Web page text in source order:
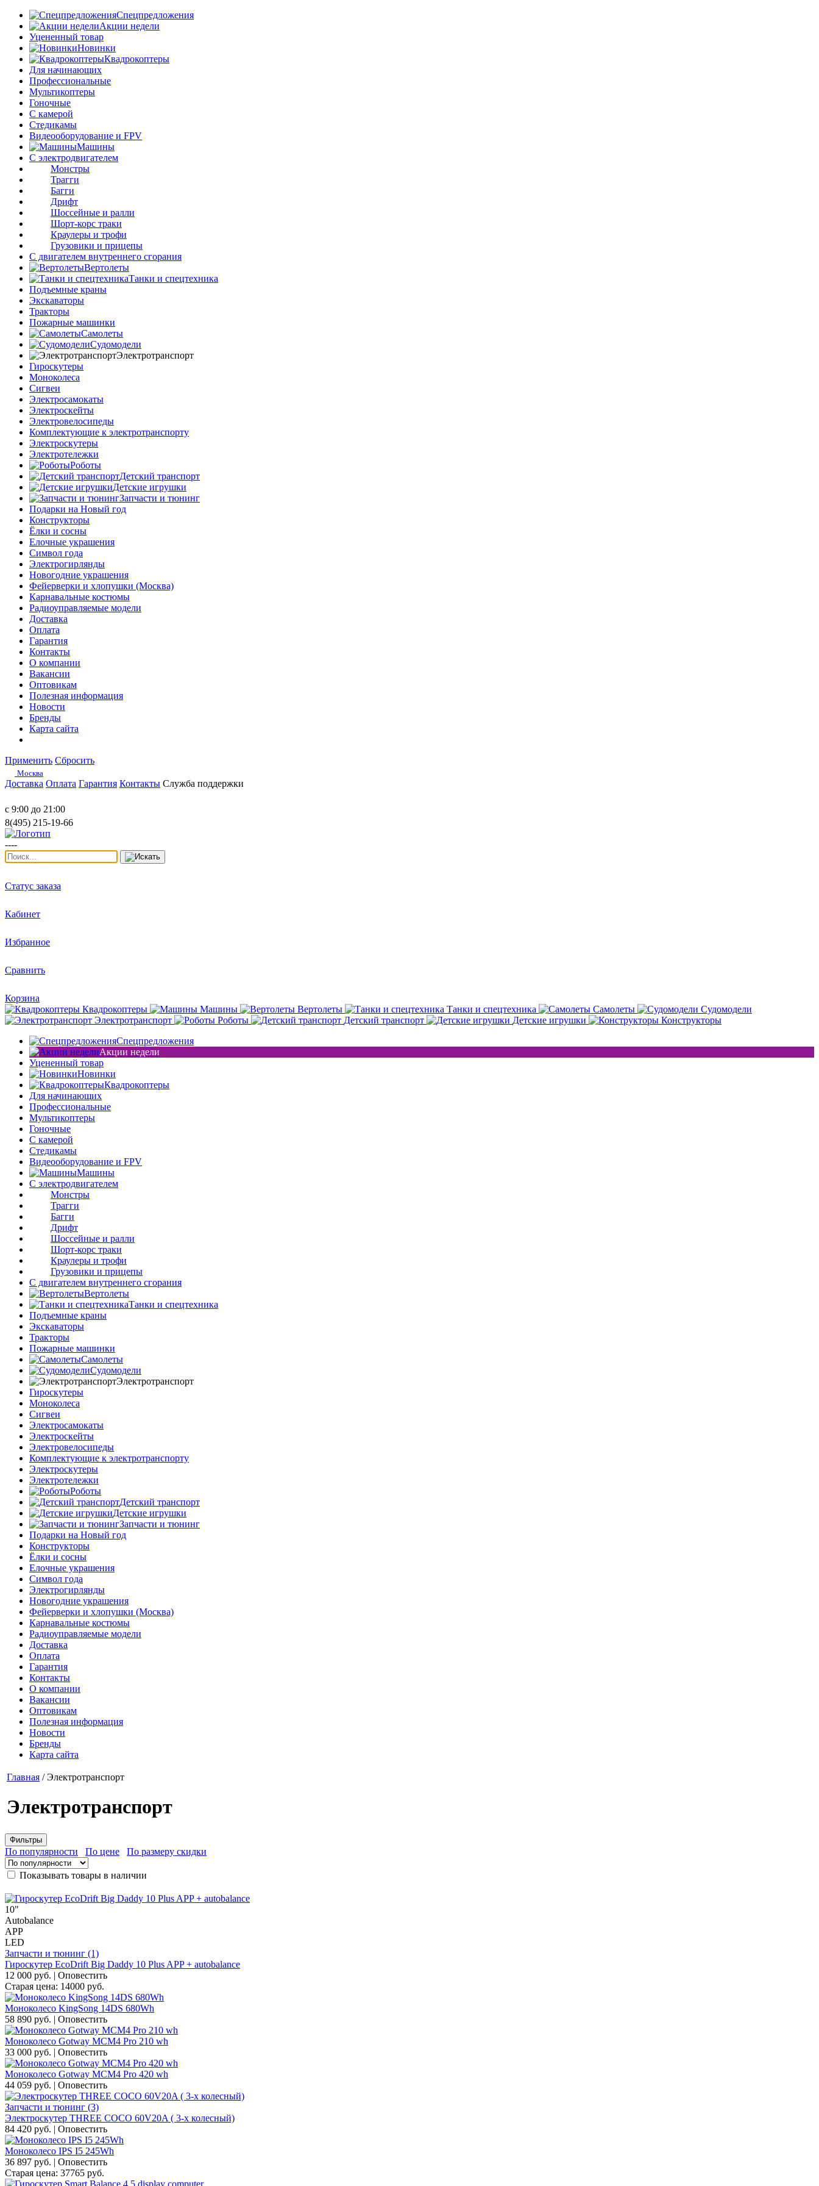
Спецпредложения
Акции недели
Уцененный товар
Новинки
Квадрокоптеры
Для начинающих
Профессиональные
Мультикоптеры
Гоночные
C камерой
Стедикамы
Видеооборудование и FPV
Машины
С электродвигателем
Монстры
Трагги
Багги
Дрифт
Шоссейные и ралли
Шорт-корс траки
Краулеры и трофи
Грузовики и прицепы
С двигателем внутреннего сгорания
Вертолеты
Танки и спецтехника
Подъемные краны
Экскаваторы
Тракторы
Пожарные машинки
Самолеты
Судомодели
Электротранспорт
Гироскутеры
Моноколеса
Сигвеи
Электросамокаты
Электроскейты
Электровелосипеды
Комплектующие к электротранспорту
Электроскутеры
Электротележки
Роботы
Детский транспорт
Детские игрушки
Запчасти и тюнинг
Подарки на Новый год
Конструкторы
Ёлки и сосны
Елочные украшения
Символ года
Электрогирлянды
Новогодние украшения
Фейерверки и хлопушки (Москва)
Карнавальные костюмы
Радиоуправляемые модели
Доставка
Оплата
Гарантия
Контакты
О компании
Вакансии
Оптовикам
Полезная информация
Новости
Бренды
Карта сайта
Применить Сбросить
Москва
Доставка Оплата Гарантия Контакты Служба поддержки
с 9:00 до 21:00
8(495) 215-19-66
----
Статус заказа
Кабинет
Избранное
Сравнить
Корзина
Квадрокоптеры
Машины Вертолеты Танки и спецтехника Самолеты
Судомодели
Электротранспорт
Роботы Детский транспорт Детские игрушки
Конструкторы
Спецпредложения
Акции недели
Уцененный товар
Новинки
Квадрокоптеры
Для начинающих
Профессиональные
Мультикоптеры
Гоночные
C камерой
Стедикамы
Видеооборудование и FPV
Машины
С электродвигателем
Монстры
Трагги
Багги
Дрифт
Шоссейные и ралли
Шорт-корс траки
Краулеры и трофи
Грузовики и прицепы
С двигателем внутреннего сгорания
Вертолеты
Танки и спецтехника
Подъемные краны
Экскаваторы
Тракторы
Пожарные машинки
Самолеты
Судомодели
Электротранспорт
Гироскутеры
Моноколеса
Сигвеи
Электросамокаты
Электроскейты
Электровелосипеды
Комплектующие к электротранспорту
Электроскутеры
Электротележки
Роботы
Детский транспорт
Детские игрушки
Запчасти и тюнинг
Подарки на Новый год
Конструкторы
Ёлки и сосны
Елочные украшения
Символ года
Электрогирлянды
Новогодние украшения
Фейерверки и хлопушки (Москва)
Карнавальные костюмы
Радиоуправляемые модели
Доставка
Оплата
Гарантия
Контакты
О компании
Вакансии
Оптовикам
Полезная информация
Новости
Бренды
Карта сайта
Главная /Электротранспорт
Электротранспорт
Фильтры
По популярности По цене По размеру скидки
Показывать товары в наличии
10"
Autobalance
APP
LED
Запчасти и тюнинг (1)
Гироскутер EcoDrift Big Daddy 10 Plus APP + autobalance
12 000 руб. | Оповестить
Старая цена: 14000 руб.
Моноколесо KingSong 14DS 680Wh
58 890 руб. | Оповестить
Моноколесо Gotway MCM4 Pro 210 wh
33 000 руб. | Оповестить
Моноколесо Gotway MCM4 Pro 420 wh
44 059 руб. | Оповестить
Запчасти и тюнинг (3)
Электроскутер THREE COCO 60V20A ( 3-х колесный)
84 420 руб. | Оповестить
Моноколесо IPS I5 245Wh
36 897 руб. | Оповестить
Старая цена: 37765 руб.